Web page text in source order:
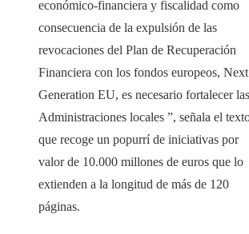
económico-financiera y fiscalidad como
consecuencia de la expulsión de las
revocaciones del Plan de Recuperación
Financiera con los fondos europeos, Next
Generation EU, es necesario fortalecer las
Administraciones locales ”, señala el
que recoge un popurrí de iniciativas por
valor de 10.000 millones de euros que lo
extienden a la longitud de más de 120
páginas.